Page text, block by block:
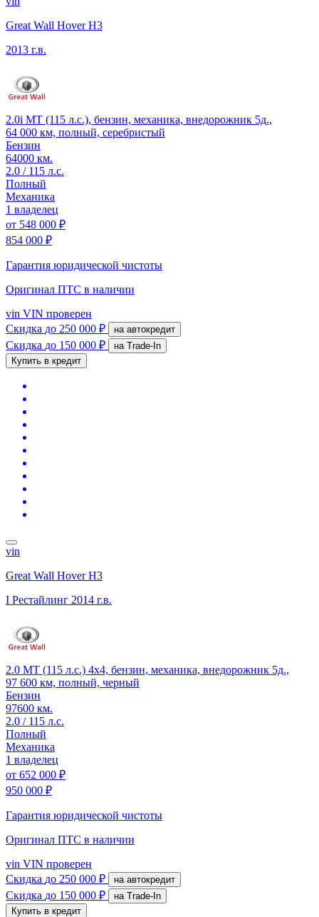
Great Wall Hover H3
2013 г.в.
2.0i MT (115 л.с.), бензин, механика, внедорожник 5д.,
64 000 км, полный, серебристый
Бензин
64000 км.
2.0 / 115 л.с.
Полный
Механика
1 владелец
от 548 000 ₽
854 000 ₽
Гарантия юридической чистоты
Оригинал ПТС в наличии
vin VIN проверен
Скидка до 250 000 ₽ на автокредит
Скидка до 150 000 ₽
на Trade-In
Купить в кредит
vin
Great Wall Hover H3
I Рестайлинг 2014 г.в.
2.0 MT (115 л.с.) 4x4, бензин, механика, внедорожник 5д.,
97 600 км, полный, черный
Бензин
97600 км.
2.0 / 115 л.с.
Полный
Механика
1 владелец
от 652 000 ₽
950 000 ₽
Гарантия юридической чистоты
Оригинал ПТС в наличии
vin VIN проверен
Скидка до 250 000 ₽ на автокредит
Скидка до 150 000 ₽
на Trade-In
Купить в кредит